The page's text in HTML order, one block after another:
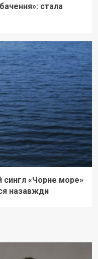
стала
сингл «Чорне море»
назавжди